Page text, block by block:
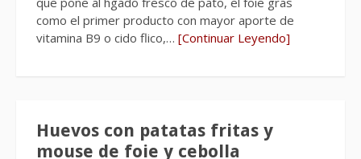
como el primer producto con mayor aporte de
vitamina B9 o cido flico,… [Continuar Leyendo]
Huevos con patatas fritas y
mouse de foie y cebolla